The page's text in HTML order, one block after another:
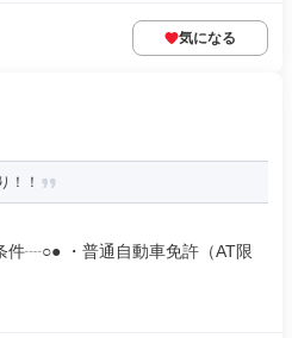
気になる
！！
┈○● ・普通自動車免許（AT限